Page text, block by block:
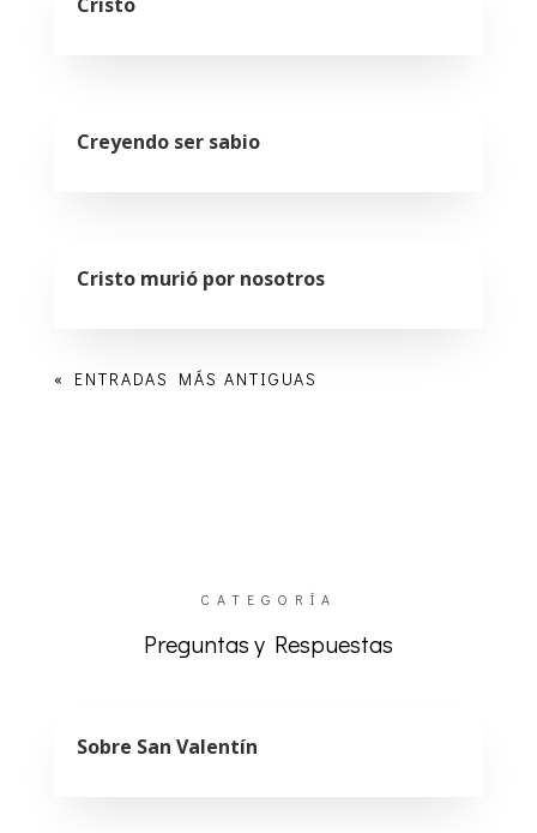
Creyendo ser sabio
Cristo murió por nosotros
« ENTRADAS MÁS ANTIGUAS
CATEGORÍA
Preguntas y Respuestas
Sobre San Valentín